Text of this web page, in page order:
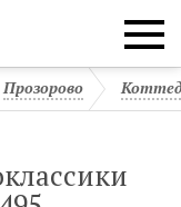
Прозорово